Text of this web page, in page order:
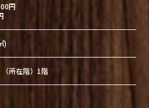
円
)
所在階）1階